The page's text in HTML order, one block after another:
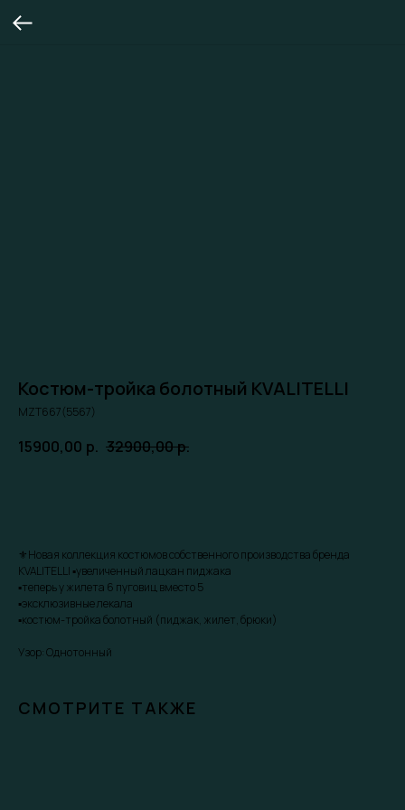
Костюм-тройка болотный KVALITELLI
MZT667(5567)
15900,00 р. 32900,00р.
⚜️Новая коллекция костюмов собственного производства бренда
KVALITELLI ▪️увеличенный лацкан пиджака
▪️теперь у жилета 6 пуговиц вместо 5
▪️эксклюзивные лекала
▪️костюм-тройка болотный (пиджак, жилет, брюки)
Узор: Однотонный
СМОТРИТЕ ТАКЖЕ